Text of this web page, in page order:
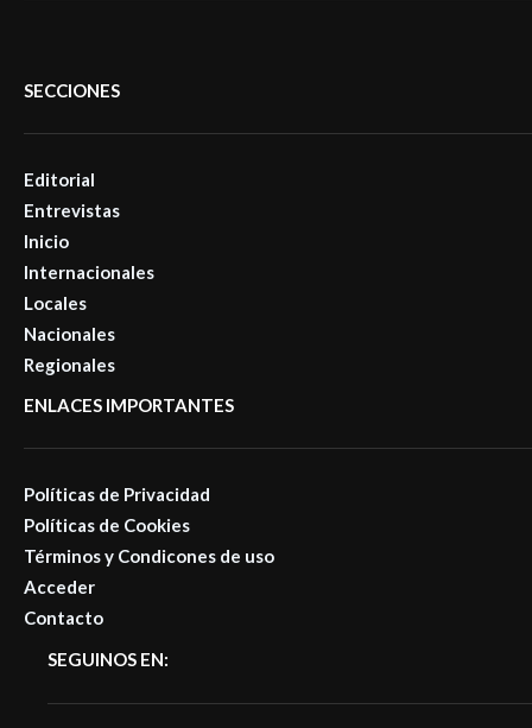
SECCIONES
Editorial
Entrevistas
Inicio
Internacionales
Locales
Nacionales
Regionales
ENLACES IMPORTANTES
Políticas de Privacidad
Políticas de Cookies
Términos y Condicones de uso
Acceder
Contacto
SEGUINOS EN: